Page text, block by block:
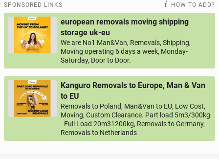
SPONSORED LINKS HOW TO ADD?
european removals moving shipping
storage uk-eu
We are No1 Man&Van, Removals, Shipping,
Moving operating 6 days a week, Monday-
Saturday, Door to Door.
Kanguro Removals to Europe, Man & Van
to EU
Removals to Poland, Man&Van to EU, Low Cost,
Moving, Custom Clearance. Part load 5m3/300kg
- Full Load 20m31200kg, Removals to Germany,
Removals to Netherlands